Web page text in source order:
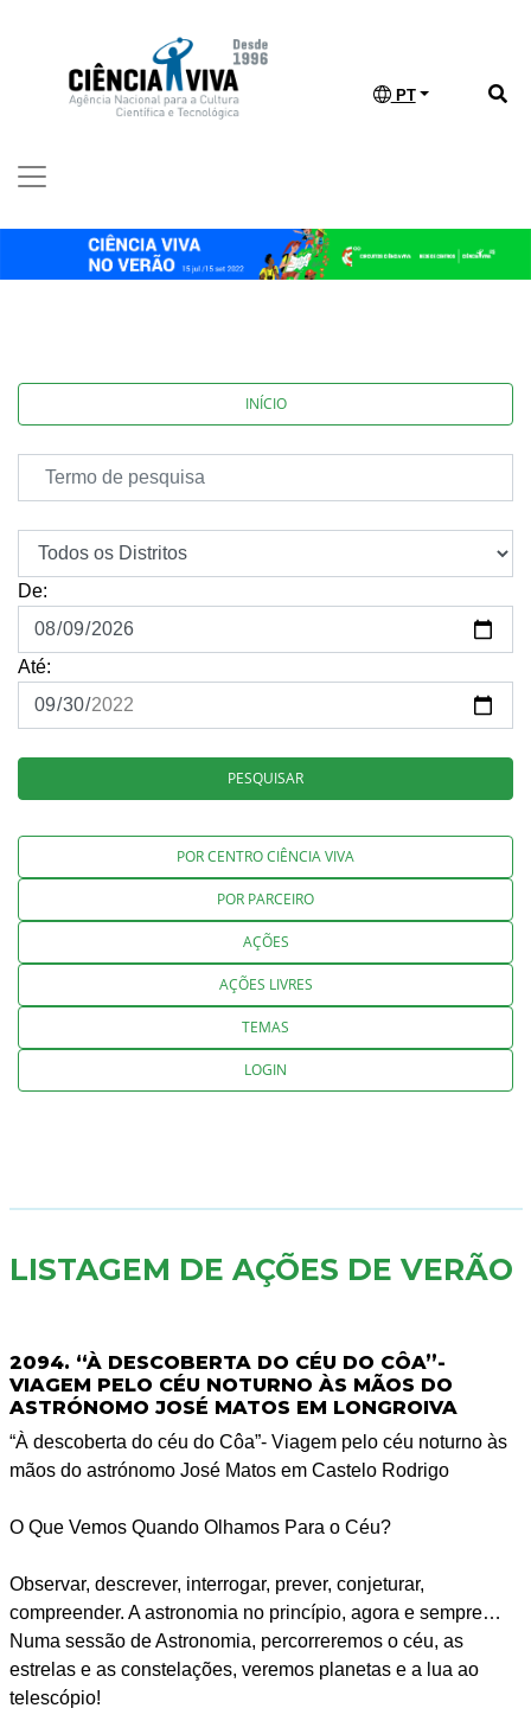
PT
INÍCIO
De:
Até:
PESQUISAR
POR CENTRO CIÊNCIA VIVA
POR PARCEIRO
AÇÕES
AÇÕES LIVRES
TEMAS
LOGIN
LISTAGEM DE AÇÕES DE VERÃO
2094. “À DESCOBERTA DO CÉU DO CÔA”-
VIAGEM PELO CÉU NOTURNO ÀS MÃOS DO
ASTRÓNOMO JOSÉ MATOS EM LONGROIVA
“À descoberta do céu do Côa”- Viagem pelo céu noturno às
mãos do astrónomo José Matos em Castelo Rodrigo
O Que Vemos Quando Olhamos Para o Céu?
Observar, descrever, interrogar, prever, conjeturar,
compreender. A astronomia no princípio, agora e sempre…
Numa sessão de Astronomia, percorreremos o céu, as
estrelas e as constelações, veremos planetas e a lua ao
telescópio!